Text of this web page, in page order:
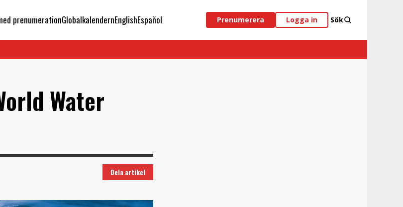
prenumerationGlobalkalendernEnglishEspañol Prenumerera Logga in Sök
Water
Dela artikel